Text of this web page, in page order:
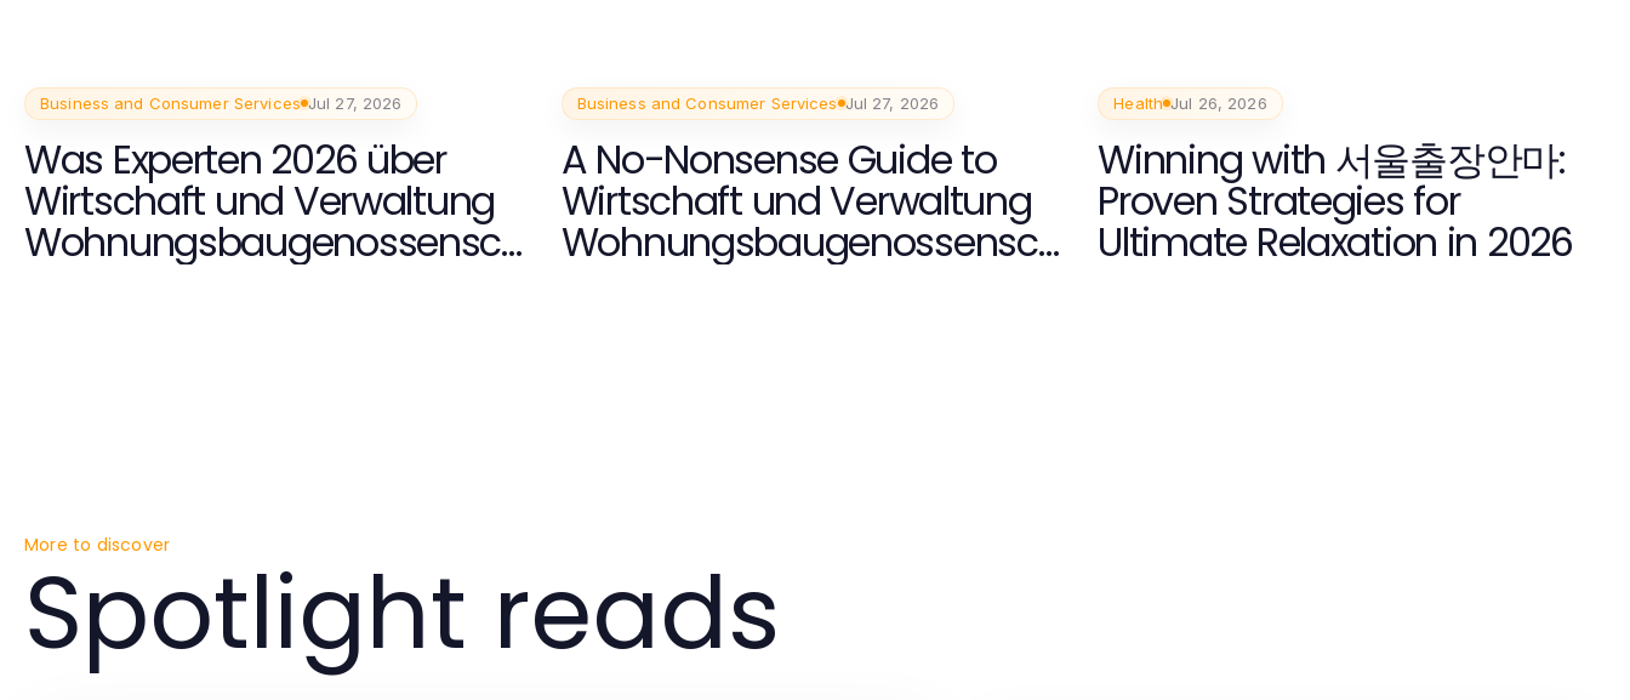
Business and Consumer Services Jul 27, 2026
Was Experten 2026 über
Wirtschaft und Verwaltung
Wohnungsbaugenossensch
aften sagen: Effektive
Business and Consumer Services Jul 27, 2026
A No-Nonsense Guide to
Wirtschaft und Verwaltung
Wohnungsbaugenossensch
aften That Actually Helps in
Health Jul 26, 2026
Winning with 서울출장안마:
Proven Strategies for
Ultimate Relaxation in 2026
More to discover
Spotlight reads